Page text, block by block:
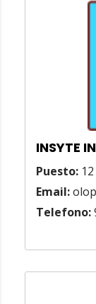
INSYTE
Puesto: 12
Email:
Telefono: